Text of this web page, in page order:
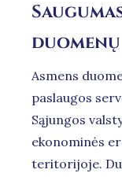
duomenų
Asmens
paslaugos
Sąjungos
ekonominės
teritorijoje.